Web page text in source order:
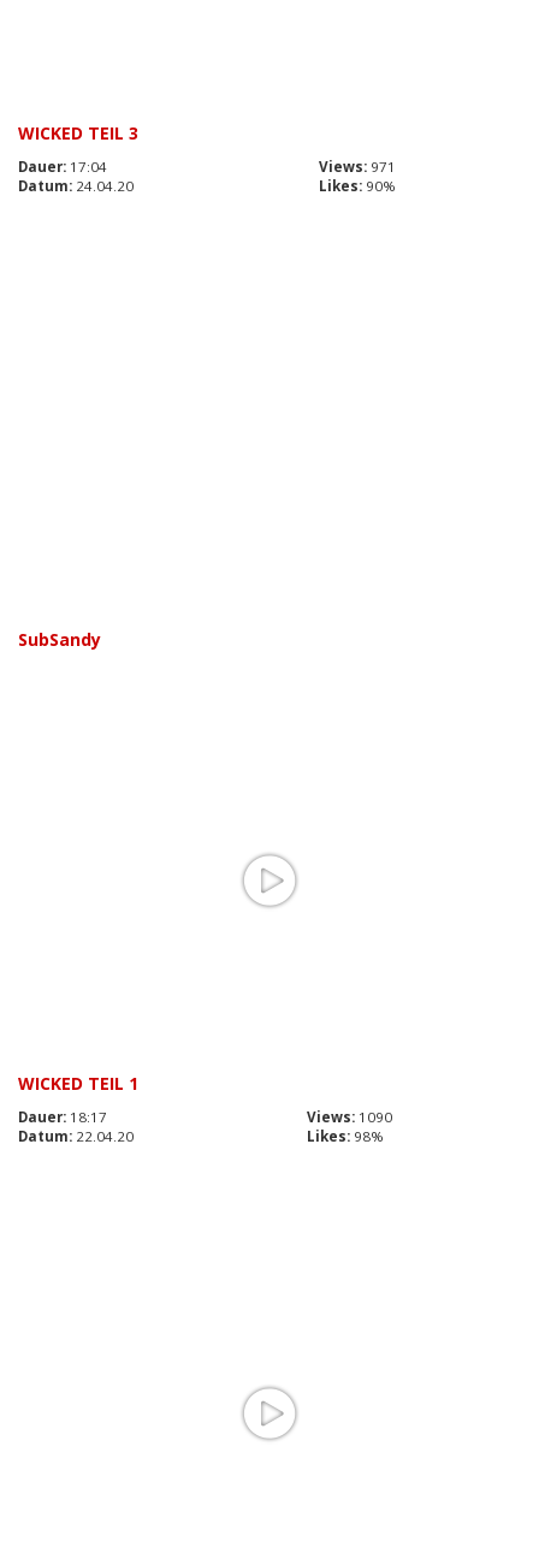
WICKED TEIL 3
Dauer: 17:04 Views: 971
Datum: 24.04.20 Likes: 90%
SubSandy
WICKED TEIL 1
Dauer: 18:17 Views: 1090
Datum: 22.04.20 Likes: 98%